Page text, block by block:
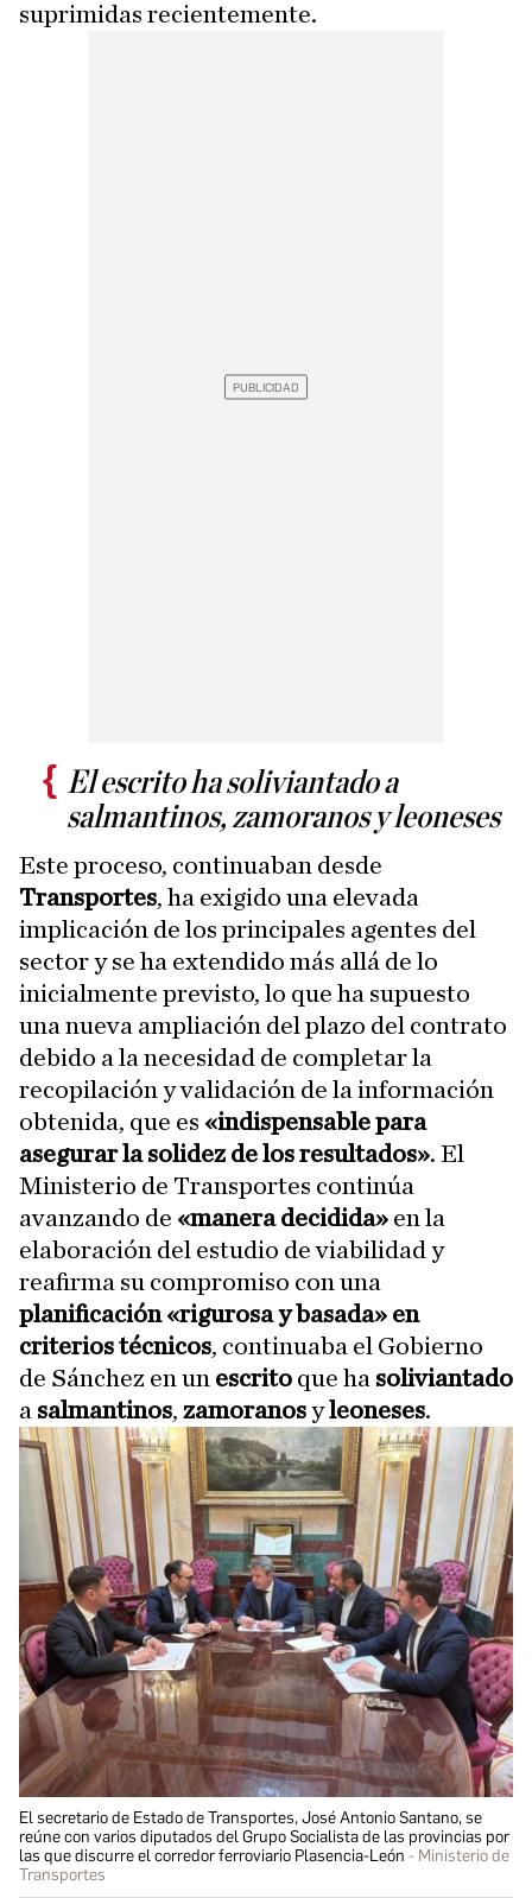
suprimidas recientemente.
El escrito ha soliviantado a
salmantinos, zamoranos y leoneses
Este proceso, continuaban desde
Transportes, ha exigido una elevada
implicación de los principales agentes del
sector y se ha extendido más allá de lo
inicialmente previsto, lo que ha supuesto
una nueva ampliación del plazo del contrato
debido a la necesidad de completar la
recopilación y validación de la información
obtenida, que es «indispensable para
asegurar la solidez de los resultados». El
Ministerio de Transportes continúa
avanzando de «manera decidida» en la
elaboración del estudio de viabilidad y
reafirma su compromiso con una
planificación «rigurosa y basada» en
criterios técnicos, continuaba el Gobierno
de Sánchez en un escrito que ha soliviantado
a salmantinos, zamoranosyleoneses.
El secretario de Estado de Transportes, José Antonio Santano, se
reúne con varios diputados del Grupo Socialista de las provincias por
las que discurre el corredor ferroviario Plasencia-León
Ministerio de
Transportes